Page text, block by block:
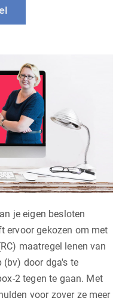
je eigen besloten
ervoor gekozen om met
maatregel lenen van
(bv) door dga's te
2 tegen te gaan. Met
voor zover ze meer